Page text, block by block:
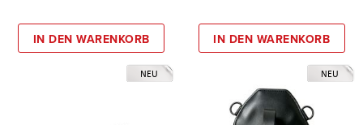
IN DEN WARENKORB IN DEN WARENKORB
NEU NEU